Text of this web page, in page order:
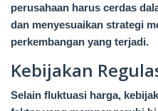
perusahaan harus cerdas
dan menyesuaikan strategi
perkembangan yang terjadi.
Kebijakan
Selain fluktuasi harga,